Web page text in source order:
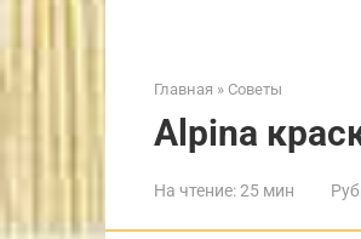
Главная » Советы
Alpina
На чтение:25 мин